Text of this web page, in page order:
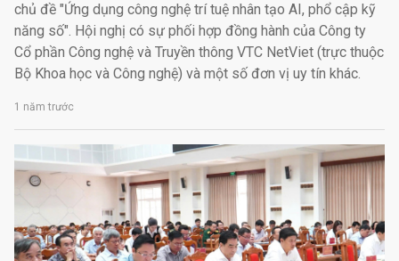
chủ đề "Ứng dụng công nghệ trí tuệ nhân tạo AI, phổ cập kỹ
năng số". Hội nghị có sự phối hợp đồng hành của Công ty
Cổ phần Công nghệ và Truyền thông VTC NetViet (trực thuộc
Bộ Khoa học và Công nghệ) và một số đơn vị uy tín khác.
1 năm trước